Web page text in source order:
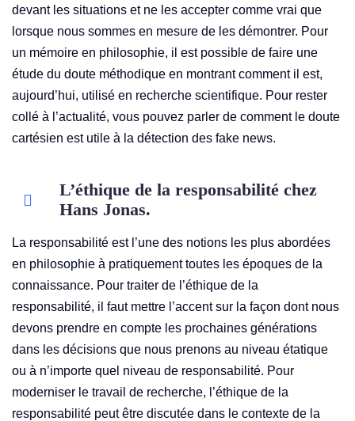
devant les situations et ne les accepter comme vrai que
lorsque nous sommes en mesure de les démontrer. Pour
un mémoire en philosophie, il est possible de faire une
étude du doute méthodique en montrant comment il est,
aujourd’hui, utilisé en recherche scientifique. Pour rester
collé à l’actualité, vous pouvez parler de comment le doute
cartésien est utile à la détection des fake news.
L’éthique de la responsabilité chez
Hans Jonas.
La responsabilité est l’une des notions les plus abordées
en philosophie à pratiquement toutes les époques de la
connaissance. Pour traiter de l’éthique de la
responsabilité, il faut mettre l’accent sur la façon dont nous
devons prendre en compte les prochaines générations
dans les décisions que nous prenons au niveau étatique
ou à n’importe quel niveau de responsabilité. Pour
moderniser le travail de recherche, l’éthique de la
responsabilité peut être discutée dans le contexte de la